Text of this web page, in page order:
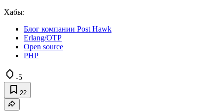
Хабы:
Блог компании Post Hawk
Erlang/OTP
Open source
PHP
-5
22